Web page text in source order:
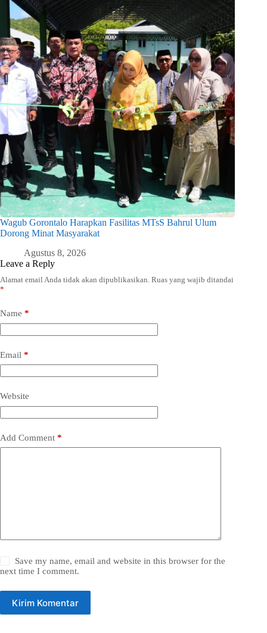
Wagub Gorontalo Harapkan Fasilitas MTsS Bahrul Ulum
Dorong Minat Masyarakat
Agustus 8, 2026
Leave a Reply
Alamat email Anda tidak akan dipublikasikan. Ruas yang wajib ditandai
*
Name *
Email *
Website
Add Comment *
Save my name, email and website in this browser for the
next time I comment.
Kirim Komentar